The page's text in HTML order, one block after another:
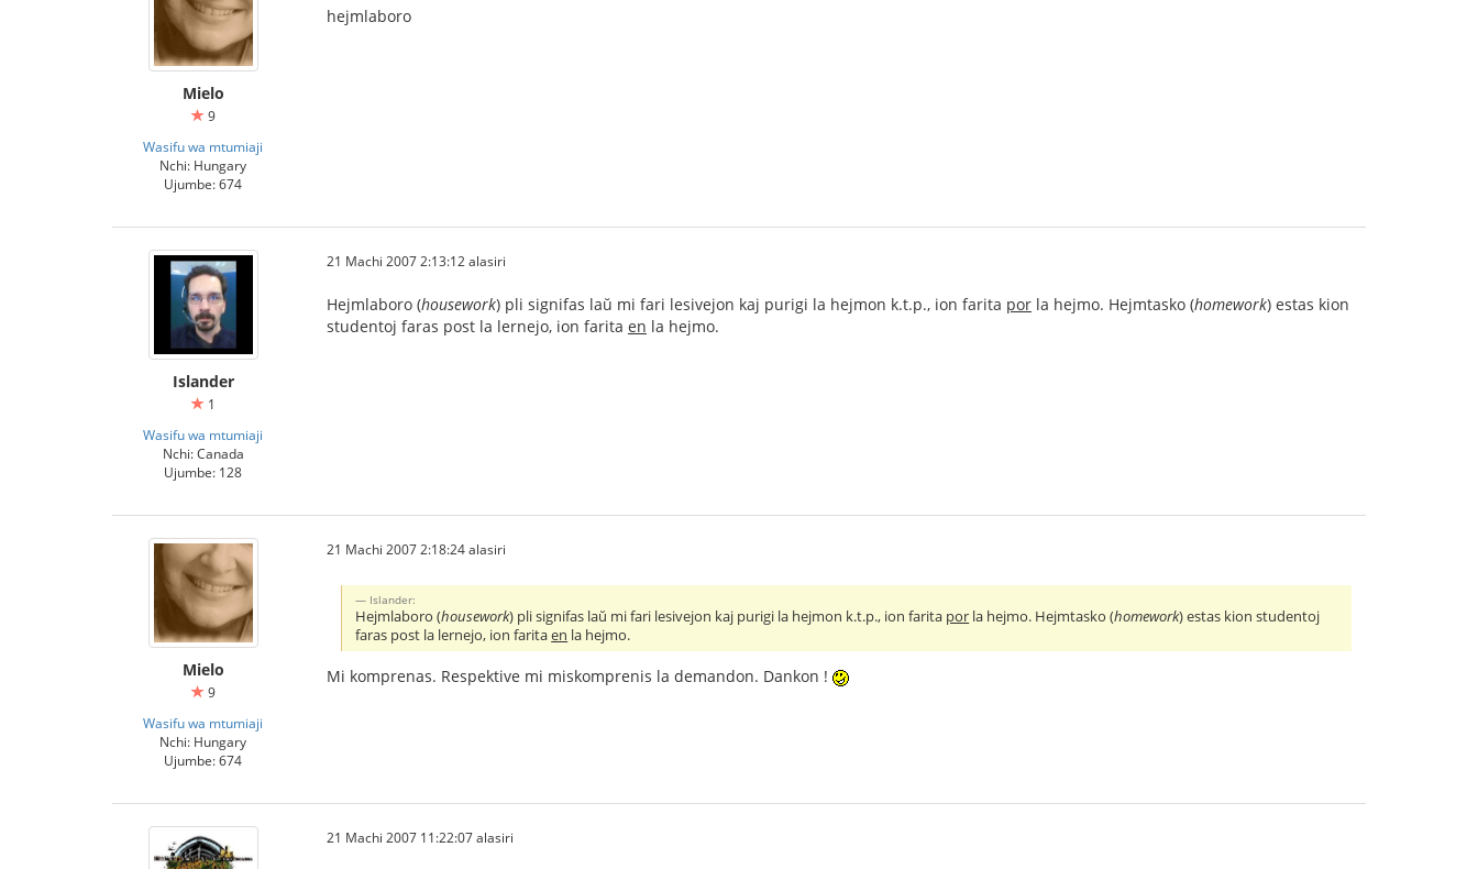
Mielo
9
Wasifu wa mtumiaji
Nchi: Hungary
Ujumbe: 674
hejmlaboro
Islander
1
Wasifu wa mtumiaji
Nchi: Canada
Ujumbe: 128
21 Machi 2007 2:13:12 alasiri
Hejmlaboro (housework) pli signifas laŭ mi fari lesivejon kaj purigi la hejmon k.t.p., ion farita por la hejmo. Hejmtasko (homework) estas kion
studentoj faras post la lernejo, ion farita en la hejmo.
Mielo
9
Wasifu wa mtumiaji
Nchi: Hungary
Ujumbe: 674
21 Machi 2007 2:18:24 alasiri
Islander:
Hejmlaboro (housework) pli signifas laŭ mi fari lesivejon kaj purigi la hejmon k.t.p., ion farita por la hejmo. Hejmtasko (homework) estas kion studentoj
faras post la lernejo, ion faritaen la hejmo.
Mi komprenas. Respektive mi miskomprenis la demandon. Dankon !
21 Machi 2007 11:22:07 alasiri